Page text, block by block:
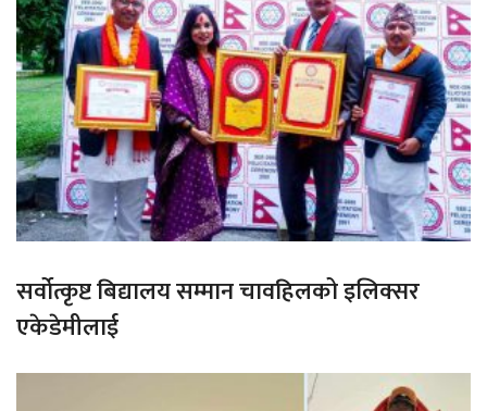
सर्वोत्कृष्ट बिद्यालय सम्मान चावहिलको इलिक्सर
एकेडेमीलाई